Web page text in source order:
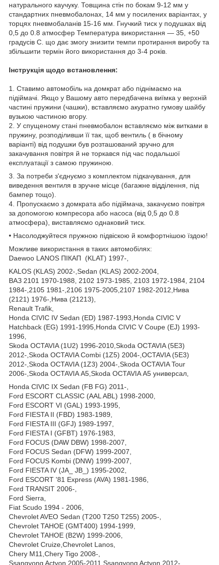
натурального каучуку. Товщина стін по бокам 9-12 мм у
стандартних пневмобалонах, 14 мм у посилених варіантах, у
торцях пневмобаланів 15-16 мм. Гнучкий тиск у подушках від
0,5 до 0.8 атмосфер Температура використання — 35, +50
градусів С. що дає змогу знизити темпи протирання виробу та
збільшити термін його використання до 3-4 років.
Інструкція щодо встановлення:
1. Ставимо автомобіль на домкрат або піднімаємо на
підіймачі. Якщо у Вашому авто передбачена виїмка у верхній
частині пружини (чашки), вставляємо акуратно гумову шайбу
вузькою частиною вгору.
2. У спущеному стані пневмобалон вставляємо між витками в
пружину, розподіливши її так, щоб вентиль ( в бічному
варіанті) від подушки був розташований зручно для
закачування повітря й не торкався під час подальшої
експлуатації з самою пружиною.
3. За потреби з'єднуємо з комплектом підкачування, для
виведення вентиля в зручне місце (багажне відділення, під
бампер тощо).
4. Пропускаємо з домкрата або підіймача, закачуємо повітря
за допомогою компресора або насоса (від 0,5 до 0.8
атмосфера), виставляємо однаковий тиск.
• Насолоджуйтеся пружною підвіскою й комфортнішою їздою!
Можливе використання в таких автомобілях:
Daewoo LANOS ПІКАП (KLAT) 1997-,
KALOS (KLAS) 2002-,Sedan (KLAS) 2002-2004,
ВАЗ 2101 1970-1988, 2102 1973-1985, 2103 1972-1984, 2104
1984-,2105 1981-,2106 1975-2005,2107 1982-2012,Нива
(2121) 1976-,Нива (21213),
Renault Trafik,
Honda CIVIC IV Sedan (ED) 1987-1993,Honda CIVIC V
Hatchback (EG) 1991-1995,Honda CIVIC V Coupe (EJ) 1993-
1996,
Skoda OCTAVIA (1U2) 1996-2010,Skoda OCTAVIA (5E3)
2012-,Skoda OCTAVIA Combi (1Z5) 2004-,OCTAVIA (5E3)
2012-,Skoda OCTAVIA (1Z3) 2004-,Skoda OCTAVIA Tour
2006-,Skoda OCTAVIA А5,Skoda OCTAVIA А5 универсал,
Honda CIVIC IX Sedan (FB FG) 2011-,
Ford ESCORT CLASSIC (AAL ABL) 1998-2000,
Ford ESCORT VI (GAL) 1993-1995,
Ford FIESTA II (FBD) 1983-1989,
Ford FIESTA III (GFJ) 1989-1997,
Ford FIESTA I (GFBT) 1976-1983,
Ford FOCUS (DAW DBW) 1998-2007,
Ford FOCUS Sedan (DFW) 1999-2007,
Ford FOCUS Kombi (DNW) 1999-2007,
Ford FIESTA IV (JA_ JB_) 1995-2002,
Ford ESCORT '81 Express (AVA) 1981-1986,
Ford TRANSIT 2006-,
Ford Sierra,
Fiat Scudo 1994 - 2006,
Chevrolet AVEO Sedan (Т200 T250 T255) 2005-,
Chevrolet TAHOE (GMT400) 1994-1999,
Chevrolet TAHOE (B2W) 1999-2006,
Chevrolet Cruize,Chevrolet Lanos,
Chery M11,Chery Tigo 2008-,
Ssangyong Actyon 2005-2011,Ssangyong Actyon 2012-,